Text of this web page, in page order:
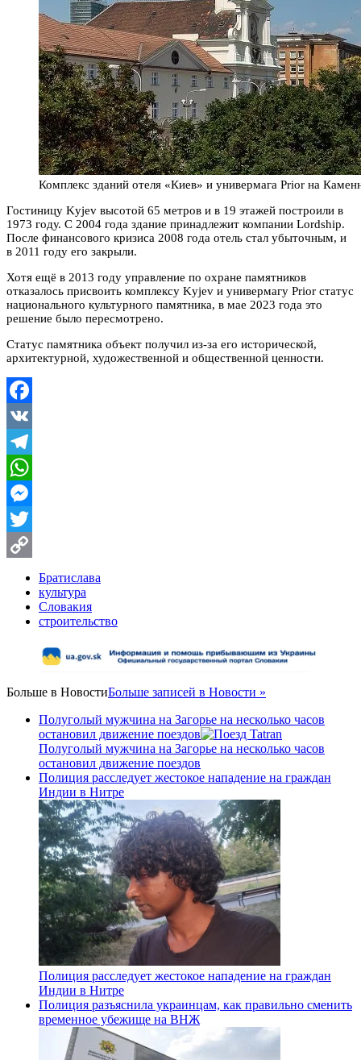
Комплекс зданий отеля «Киев» и универмага Prior на
Гостиницу Kyjev высотой 65 метров и в 19 этажей построили в
1973 году. С 2004 года здание принадлежит компании Lordship.
После финансового кризиса 2008 года отель стал убыточным, и
в 2011 году его закрыли.
Хотя ещё в 2013 году управление по охране памятников
отказалось присвоить комплексу Kyjev и универмагу Prior статус
национального культурного памятника, в мае 2023 года это
решение было пересмотрено.
Статус памятника объект получил из-за его исторической,
архитектурной, художественной и общественной ценности.
Facebook
VK
Telegram
WhatsApp
Messenger
Twitter
Link
Братислава
культура
Словакия
строительство
Больше в НовостиБольше записей в Новости »
Полуголый мужчина на Загорье на несколько часов
остановил движение поездов
Полуголый мужчина на Загорье на несколько часов
остановил движение поездов
Полиция расследует жестокое нападение на граждан
Индии в Нитре
Полиция расследует жестокое нападение на граждан
Индии в Нитре
Полиция разъяснила украинцам, как правильно сменить
временное убежище на ВНЖ